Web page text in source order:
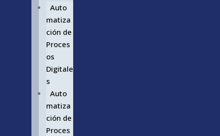
Auto
matiza
ción de
Proces
os
Digitale
s
Auto
matiza
ción de
Proces